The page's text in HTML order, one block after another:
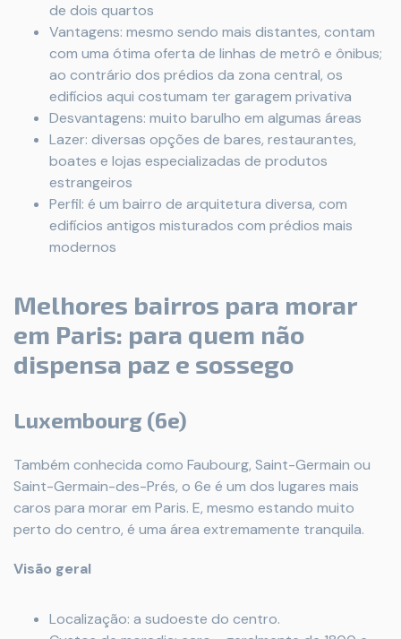
de dois quartos
Vantagens: mesmo sendo mais distantes, contam
com uma ótima oferta de linhas de metrô e ônibus;
ao contrário dos prédios da zona central, os
edifícios aqui costumam ter garagem privativa
Desvantagens: muito barulho em algumas áreas
Lazer: diversas opções de bares, restaurantes,
boates e lojas especializadas de produtos
estrangeiros
Perfil: é um bairro de arquitetura diversa, com
edifícios antigos misturados com prédios mais
modernos
Melhores bairros para morar
em Paris: para quem não
dispensa paz e sossego
Luxembourg (6e)
Também conhecida como Faubourg, Saint-Germain ou
Saint-Germain-des-Prés, o 6e é um dos lugares mais
caros para morar em Paris. E, mesmo estando muito
perto do centro, é uma área extremamente tranquila.
Visão geral
Localização: a sudoeste do centro.